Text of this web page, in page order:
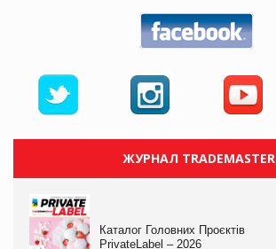
ЖУРНАЛ TRADEMASTER
Каталог Головних Проєктів
PrivateLabel – 2026